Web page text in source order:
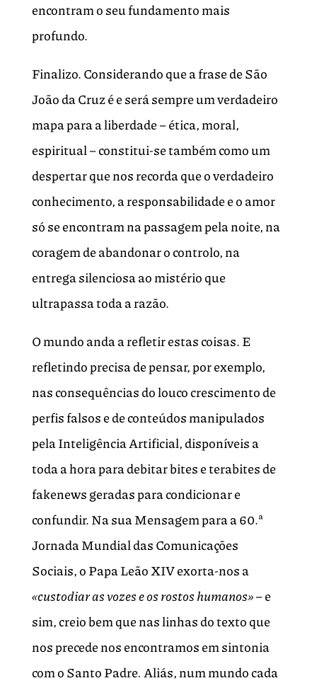
encontram o seu fundamento mais
profundo.
Finalizo. Considerando que a frase de São
João da Cruz é e será sempre um verdadeiro
mapa para a liberdade – ética, moral,
espiritual – constitui-se também como um
despertar que nos recorda que o verdadeiro
conhecimento, a responsabilidade e o amor
só se encontram na passagem pela noite, na
coragem de abandonar o controlo, na
entrega silenciosa ao mistério que
ultrapassa toda a razão.
O mundo anda a refletir estas coisas. E
refletindo precisa de pensar, por exemplo,
nas consequências do louco crescimento de
perfis falsos e de conteúdos manipulados
pela Inteligência Artificial, disponíveis a
toda a hora para debitar bites e terabites de
fakenews geradas para condicionar e
confundir. Na sua Mensagem para a 60.ª
Jornada Mundial das Comunicações
Sociais, o Papa Leão XIV exorta-nos a
«custodiar as vozes e os rostos humanos»– e
sim, creio bem que nas linhas do texto que
nos precede nos encontramos em sintonia
com o Santo Padre.Aliás, num mundo cada